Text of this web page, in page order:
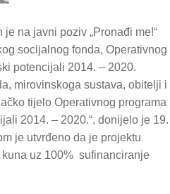
na javni poziv „Pronađi me!“
socijalnog fonda, Operativnog
potencijali 2014. – 2020.
mirovinskoga sustava, obitelji i
tijelo Operativnog programa
2014. – 2020.“, donijelo je 19.
je utvrđeno da je projektu
uz 100% sufinanciranje